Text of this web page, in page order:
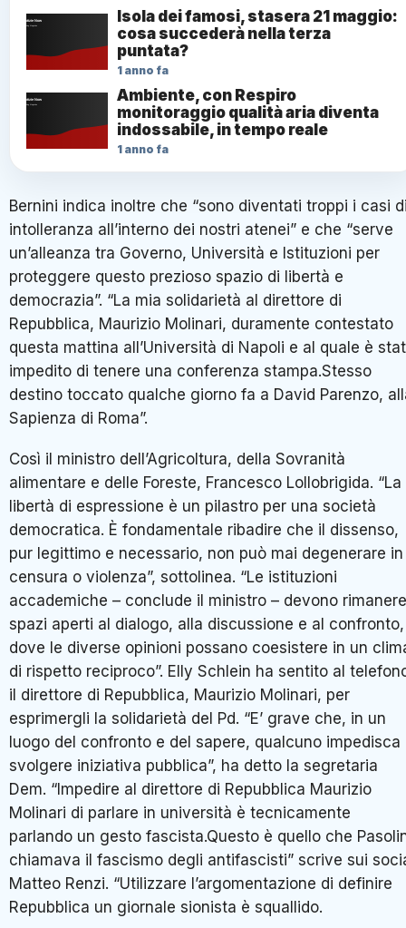
Isola dei famosi, stasera 21 maggio:
cosa succederà nella terza
puntata?
1 anno fa
Ambiente, con Respiro
monitoraggio qualità aria diventa
indossabile, in tempo reale
1 anno fa
Bernini indica inoltre che “sono diventati troppi i casi
intolleranza all’interno dei nostri atenei” e che “serve
un’alleanza tra Governo, Università e Istituzioni per
proteggere questo prezioso spazio di libertà e
democrazia”. “La mia solidarietà al direttore di
Repubblica, Maurizio Molinari, duramente contestato
questa mattina all’Università di Napoli e al quale è
impedito di tenere una conferenza stampa.Stesso
destino toccato qualche giorno fa a David Parenzo,
Sapienza di Roma”.
Così il ministro dell’Agricoltura, della Sovranità
alimentare e delle Foreste, Francesco Lollobrigida. “La
libertà di espressione è un pilastro per una società
democratica. È fondamentale ribadire che il dissenso,
pur legittimo e necessario, non può mai degenerare in
censura o violenza”, sottolinea. “Le istituzioni
accademiche – conclude il ministro – devono rimanere
spazi aperti al dialogo, alla discussione e al confronto,
dove le diverse opinioni possano coesistere in un
di rispetto reciproco”. Elly Schlein ha sentito al
il direttore di Repubblica, Maurizio Molinari, per
esprimergli la solidarietà del Pd. “E’ grave che, in un
luogo del confronto e del sapere, qualcuno impedisca
svolgere iniziativa pubblica”, ha detto la segretaria
Dem. “Impedire al direttore di Repubblica Maurizio
Molinari di parlare in università è tecnicamente
parlando un gesto fascista.Questo è quello che
chiamava il fascismo degli antifascisti” scrive sui
Matteo Renzi. “Utilizzare l’argomentazione di definire
Repubblica un giornale sionista è squallido.